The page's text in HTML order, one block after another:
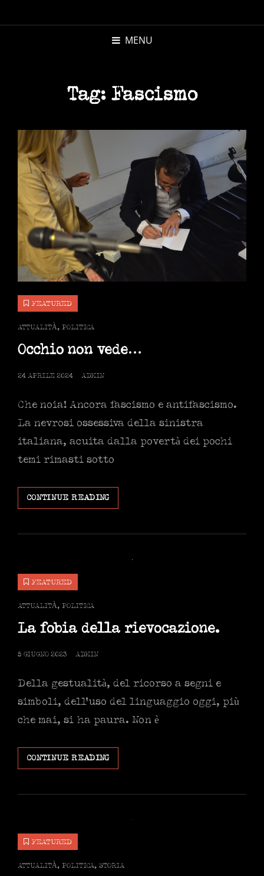
MENU
Tag: Fascismo
FEATURED
CAT
LINKS
ATTUALITÀ, POLITICA
Occhio non vede…
POSTED
24 APRILE 2024 ADMIN
Che noia! Ancora fascismo e antifascismo.
La nevrosi ossessiva della sinistra
italiana, acuita dalla povertà dei pochi
temi rimasti sotto
CONTINUE READINGOCCHIO
NON
FEATURED
CAT
LINKS
ATTUALITÀ, POLITICA
La fobia della rievocazione.
POSTED
5 GIUGNO 2023 ADMIN
Della gestualità, del ricorso a segni e
simboli, dell’uso del linguaggio oggi, più
che mai, si ha paura. Non è
CONTINUE READINGLA
FOBIA
RIEVOCAZIONE.
FEATURED
CAT
ATTUALITÀ, POLITICA, STORIA